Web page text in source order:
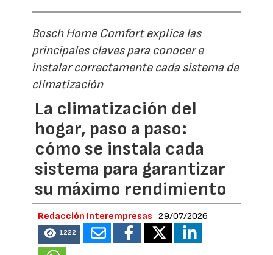
Bosch Home Comfort explica las
principales claves para conocer e
instalar correctamente cada sistema de
climatización
La climatización del
hogar, paso a paso:
cómo se instala cada
sistema para garantizar
su máximo rendimiento
Redacción Interempresas 29/07/2026
1222